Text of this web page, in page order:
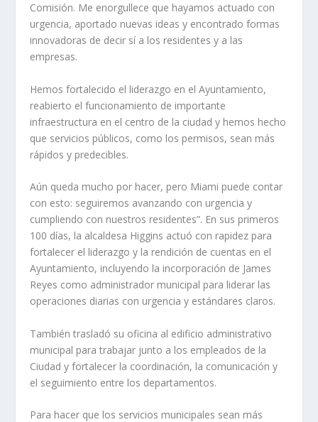
Comisión. Me enorgullece que hayamos actuado con
urgencia, aportado nuevas ideas y encontrado formas
innovadoras de decir sí a los residentes y a las
empresas.
Hemos fortalecido el liderazgo en el Ayuntamiento,
reabierto el funcionamiento de importante
infraestructura en el centro de la ciudad y hemos hecho
que servicios públicos, como los permisos, sean más
rápidos y predecibles.
Aún queda mucho por hacer, pero Miami puede contar
con esto: seguiremos avanzando con urgencia y
cumpliendo con nuestros residentes”. En sus primeros
100 días, la alcaldesa Higgins actuó con rapidez para
fortalecer el liderazgo y la rendición de cuentas en el
Ayuntamiento, incluyendo la incorporación de James
Reyes como administrador municipal para liderar las
operaciones diarias con urgencia y estándares claros.
También trasladó su oficina al edificio administrativo
municipal para trabajar junto a los empleados de la
Ciudad y fortalecer la coordinación, la comunicación y
el seguimiento entre los departamentos.
Para hacer que los servicios municipales sean más